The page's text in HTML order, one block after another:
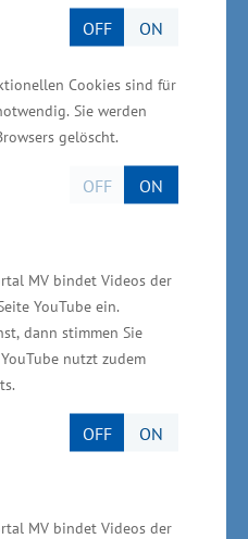
OFF ON
Cookies sind für
Sie werden
gelöscht.
OFF ON
MV bindet Videos der
YouTube ein.
dann stimmen Sie
nutzt zudem
OFF ON
MV bindet Videos der
Handelskammern
in M-V. Die
des Europäischen
der Richtlinie
bewilligt
qualifizieren muss
sein, um den
langfristig zu sichern.
Beschäftigten heute so
die gefragten
gerüstet sind. Wir
insbesondere